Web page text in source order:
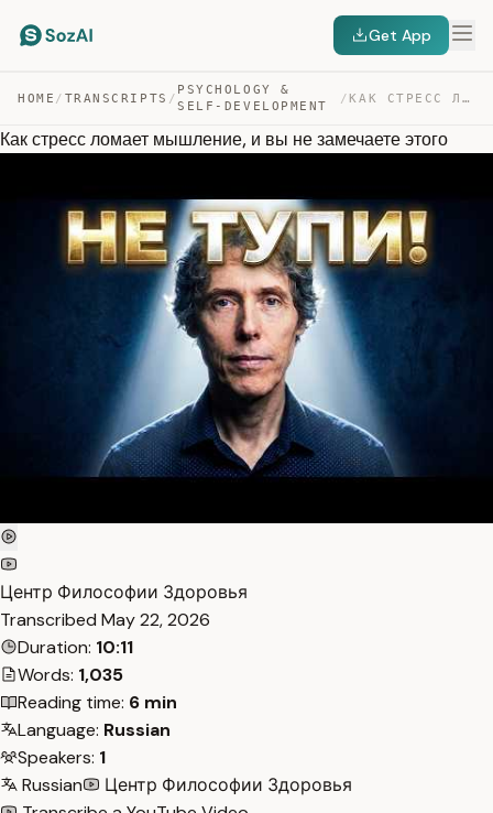
Get App
HOME / TRANSCRIPTS /
PSYCHOLOGY &
SELF-DEVELOPMENT
/ КАК СТРЕСС ЛОМАЕТ МЫШЛЕНИЕ, И ВЫ НЕ ЗАМЕЧАЕТЕ ЭТОГО — TRANSCRIPT
Как стресс ломает мышление, и вы не замечаете этого
Центр Философии Здоровья
Transcribed May 22, 2026
Duration: 10:11
Words: 1,035
Reading time: 6 min
Language: Russian
Speakers: 1
Russian
Центр Философии Здоровья